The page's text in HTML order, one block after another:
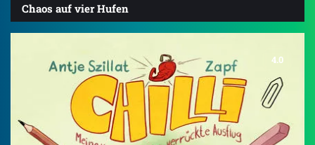
Chaos auf vier Hufen
4.0